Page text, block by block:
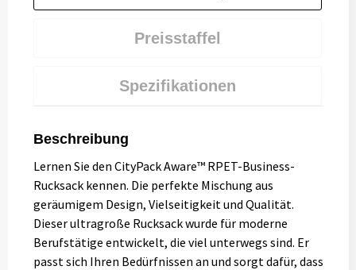
Preisstaffel
Spezifikationen
Beschreibung
Lernen Sie den CityPack Aware™ RPET-Business-
Rucksack kennen. Die perfekte Mischung aus
geräumigem Design, Vielseitigkeit und Qualität.
Dieser ultragroße Rucksack wurde für moderne
Berufstätige entwickelt, die viel unterwegs sind. Er
passt sich Ihren Bedürfnissen an und sorgt dafür, dass